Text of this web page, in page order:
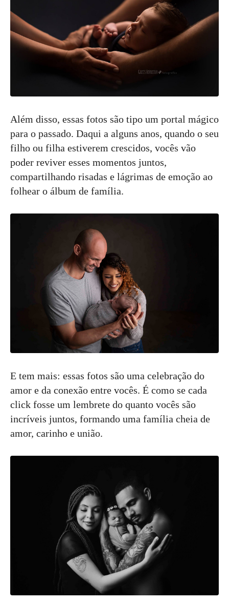
Além disso, essas fotos são tipo um portal mágico
para o passado. Daqui a alguns anos, quando o seu
filho ou filha estiverem crescidos, vocês vão
poder reviver esses momentos juntos,
compartilhando risadas e lágrimas de emoção ao
folhear o álbum de família.
E tem mais: essas fotos são uma celebração do
amor e da conexão entre vocês. É como se cada
click fosse um lembrete do quanto vocês são
incríveis juntos, formando uma família cheia de
amor, carinho e união.